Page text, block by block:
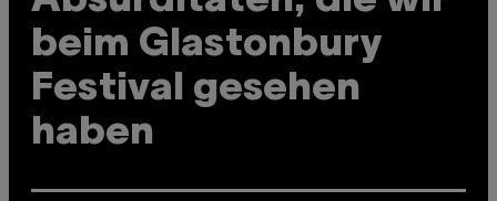
beim Glastonbury
Festival gesehen
haben